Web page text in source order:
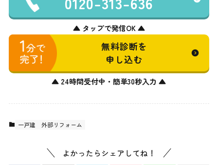
▲ タップで発信OK ▲
無料診断を
申し込む
▲ 24時間受付中・簡単30秒入力 ▲
一戸建 外部リフォーム
よかったらシェアしてね！